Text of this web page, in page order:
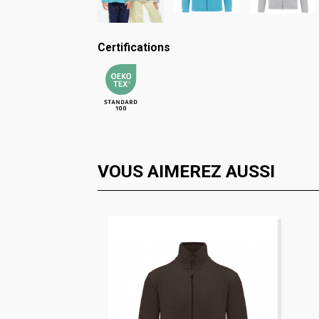
Certifications
VOUS AIMEREZ AUSSI